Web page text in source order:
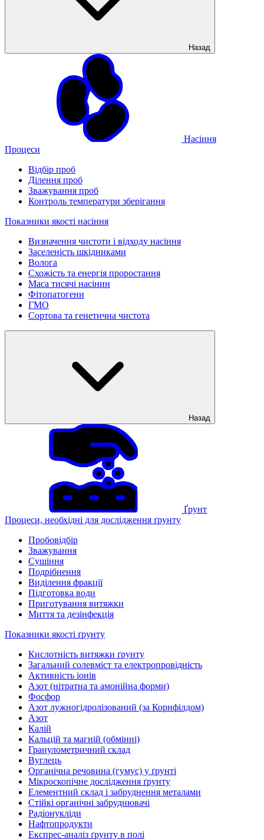
Назад
Насіння
Процеси
Відбір проб
Ділення проб
Зважування проб
Контроль температури зберігання
Показники якості насіння
Визначення чистоти і відходу насіння
Заселеність шкідниками
Волога
Схожість та енергія проростання
Маса тисячі насінин
Фітопатогени
ГМО
Сортова та генетична чистота
Назад
Ґрунт
Процеси, необхідні для дослідження ґрунту
Пробовідбір
Зважування
Сушіння
Подрібнення
Виділення фракції
Підготовка води
Приготування витяжки
Миття та дезінфекція
Показники якості ґрунту
Кислотність витяжки ґрунту
Загальний солевміст та електропровідність
Активність іонів
Азот (нітратна та амонійна форми)
Фосфор
Азот лужногідролізований (за Корнфілдом)
Азот
Калій
Кальцій та магній (обмінні)
Гранулометричний склад
Вуглець
Органічна речовина (гумус) у ґрунті
Мікроскопічне дослідження ґрунту
Елементний склад і забруднення металами
Стійкі органічні забруднювачі
Радіонукліди
Нафтопродукти
Експрес-аналіз ґрунту в полі